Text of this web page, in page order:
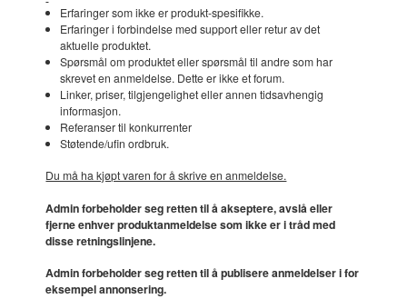
Erfaringer som ikke er produkt-spesifikke.
Erfaringer i forbindelse med support eller retur av det
aktuelle produktet.
Spørsmål om produktet eller spørsmål til andre som har
skrevet en anmeldelse. Dette er ikke et forum.
Linker, priser, tilgjengelighet eller annen tidsavhengig
informasjon.
Referanser til konkurrenter
Støtende/ufin ordbruk.
Du må ha kjøpt varen for å skrive en anmeldelse.
Admin forbeholder seg retten til å akseptere, avslå eller
fjerne enhver produktanmeldelse som ikke er i tråd med
disse retningslinjene.
Admin forbeholder seg retten til å publisere anmeldelser i for
eksempel annonsering.